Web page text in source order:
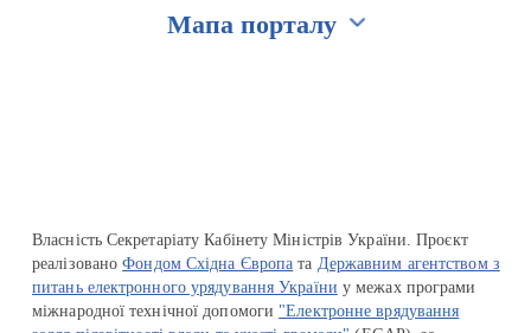
Мапа порталу
Власність Секретаріату Кабінету Міністрів України. Проєкт
реалізованоФондом Східна Європа та Державним агентством з
питань електронного урядування України у межах програми
міжнародної технічної допомоги "Електронне врядування